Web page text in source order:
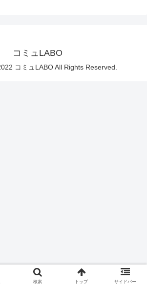
コミュLABO
コミュLABO All Rights Reserved.
検索 トップ サイドバー